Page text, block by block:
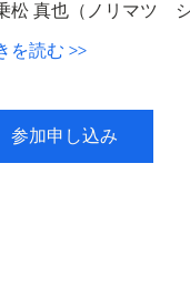
松 真也（ノリマツ　
を読む >>
参加申し込み